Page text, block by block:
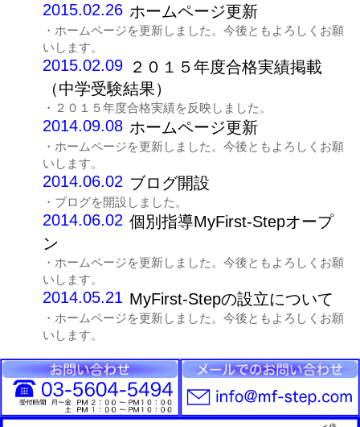
2015.02.26 ホームページ更新
・ホームページを更新しました。今後ともよろしくお願
いします。
2015.02.09 ２０１５年度合格実績掲載
（中学受験結果）
・２０１５年度合格実績を反映しました。
2014.09.08 ホームページ更新
・ホームページを更新しました。今後ともよろしくお願
いします。
2014.06.02 ブログ開設
・ブログを開設しました。
2014.06.02 個別指導MyFirst-Stepオープ
ン
・ホームページを更新しました。今後ともよろしくお願
いします。
2014.05.21 MyFirst-Stepの設立について
・ホームページを更新しました。今後ともよろしくお願
いします。